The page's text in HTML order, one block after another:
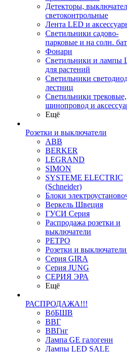
Детекторы,
светоконтрольные
Лента LED и
Светильники садово-
парковые и на солн.
Фонари
Светильники и лампы
для растений
Светильники
лестниц
Светильники трековые,
шинопровод и
Ещё
Розетки и выключатели
ABB
BERKER
LEGRAND
SIMON
SYSTEME ELECTRIC
(Schneider)
Блоки
Веркель Швеция
ГУСИ Серия
Распродажа розетки и
выключатели
РЕТРО
Розетки и
Серия GIRA
Серия JUNG
СЕРИЯ ЭРА
Ещё
РАСПРОДАЖА!!!
ВбБШВ
ВВГ
ВВГнг
Лампа GE галогенн
Лампы LED SALE